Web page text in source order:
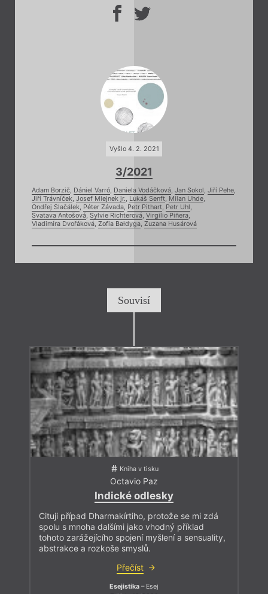
Vyšlo 4. 2. 2021
3/2021
Adam Borzič, Dániel Varró, Daniela Vodáčková, Jan Sokol , Jiří Pehe,
Jiří Trávníček, Josef Mlejnek jr., Lukáš Senft, Milan Uhde,
Ondřej Slačálek, Péter Závada, Petr Pithart, Petr Uhl ,
Svatava Antošová, Sylvie Richterová, Virgilio Piñera,
Vladimíra Dvořáková, Zofia Bałdyga, Zuzana Husárová
Souvisí
Kniha v tisku
Octavio Paz
Indické odlesky
Cituji případ Dharmakírtiho, protože se mi zdá
spolu s mnoha dalšími jako vhodný příklad
tohoto zarážejícího spojení myšlení a sensuality,
abstrakce a rozkoše smyslů.
Přečíst
Esejistika – Esej